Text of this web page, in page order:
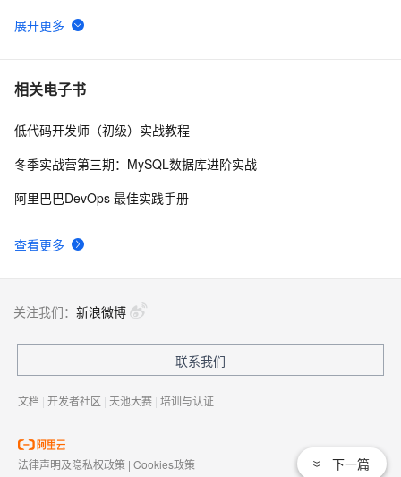
6
AI视频生成也能自动补全！Wan2.1 FLF2V：阿里通义
7 CRM、OA、工单系统如何安全接入智能体？从一个物
8 多智能体不是多开几个 Agent：如何解决分工冲突、任
造专业级虚拟歌手，中文日文无缝切换
相关电子书
查看更多
低代码开发师（初级）实战教程
冬季实战营第三期：MySQL数据库进阶实战
阿里巴巴DevOps 最佳实践手册
下一篇
关注我们： 新浪微博
联系我们
文档 | 开发者社区 | 天池大赛 | 培训与认证
法律声明及隐私权政策 | Cookies政策